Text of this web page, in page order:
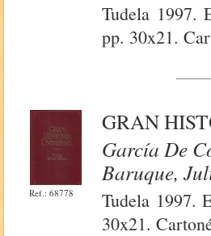
Tudela 1997.
pp. 30x21.
Ref.: 68778
GRAN
García De
Baruque,
Tudela 1997.
30x21.